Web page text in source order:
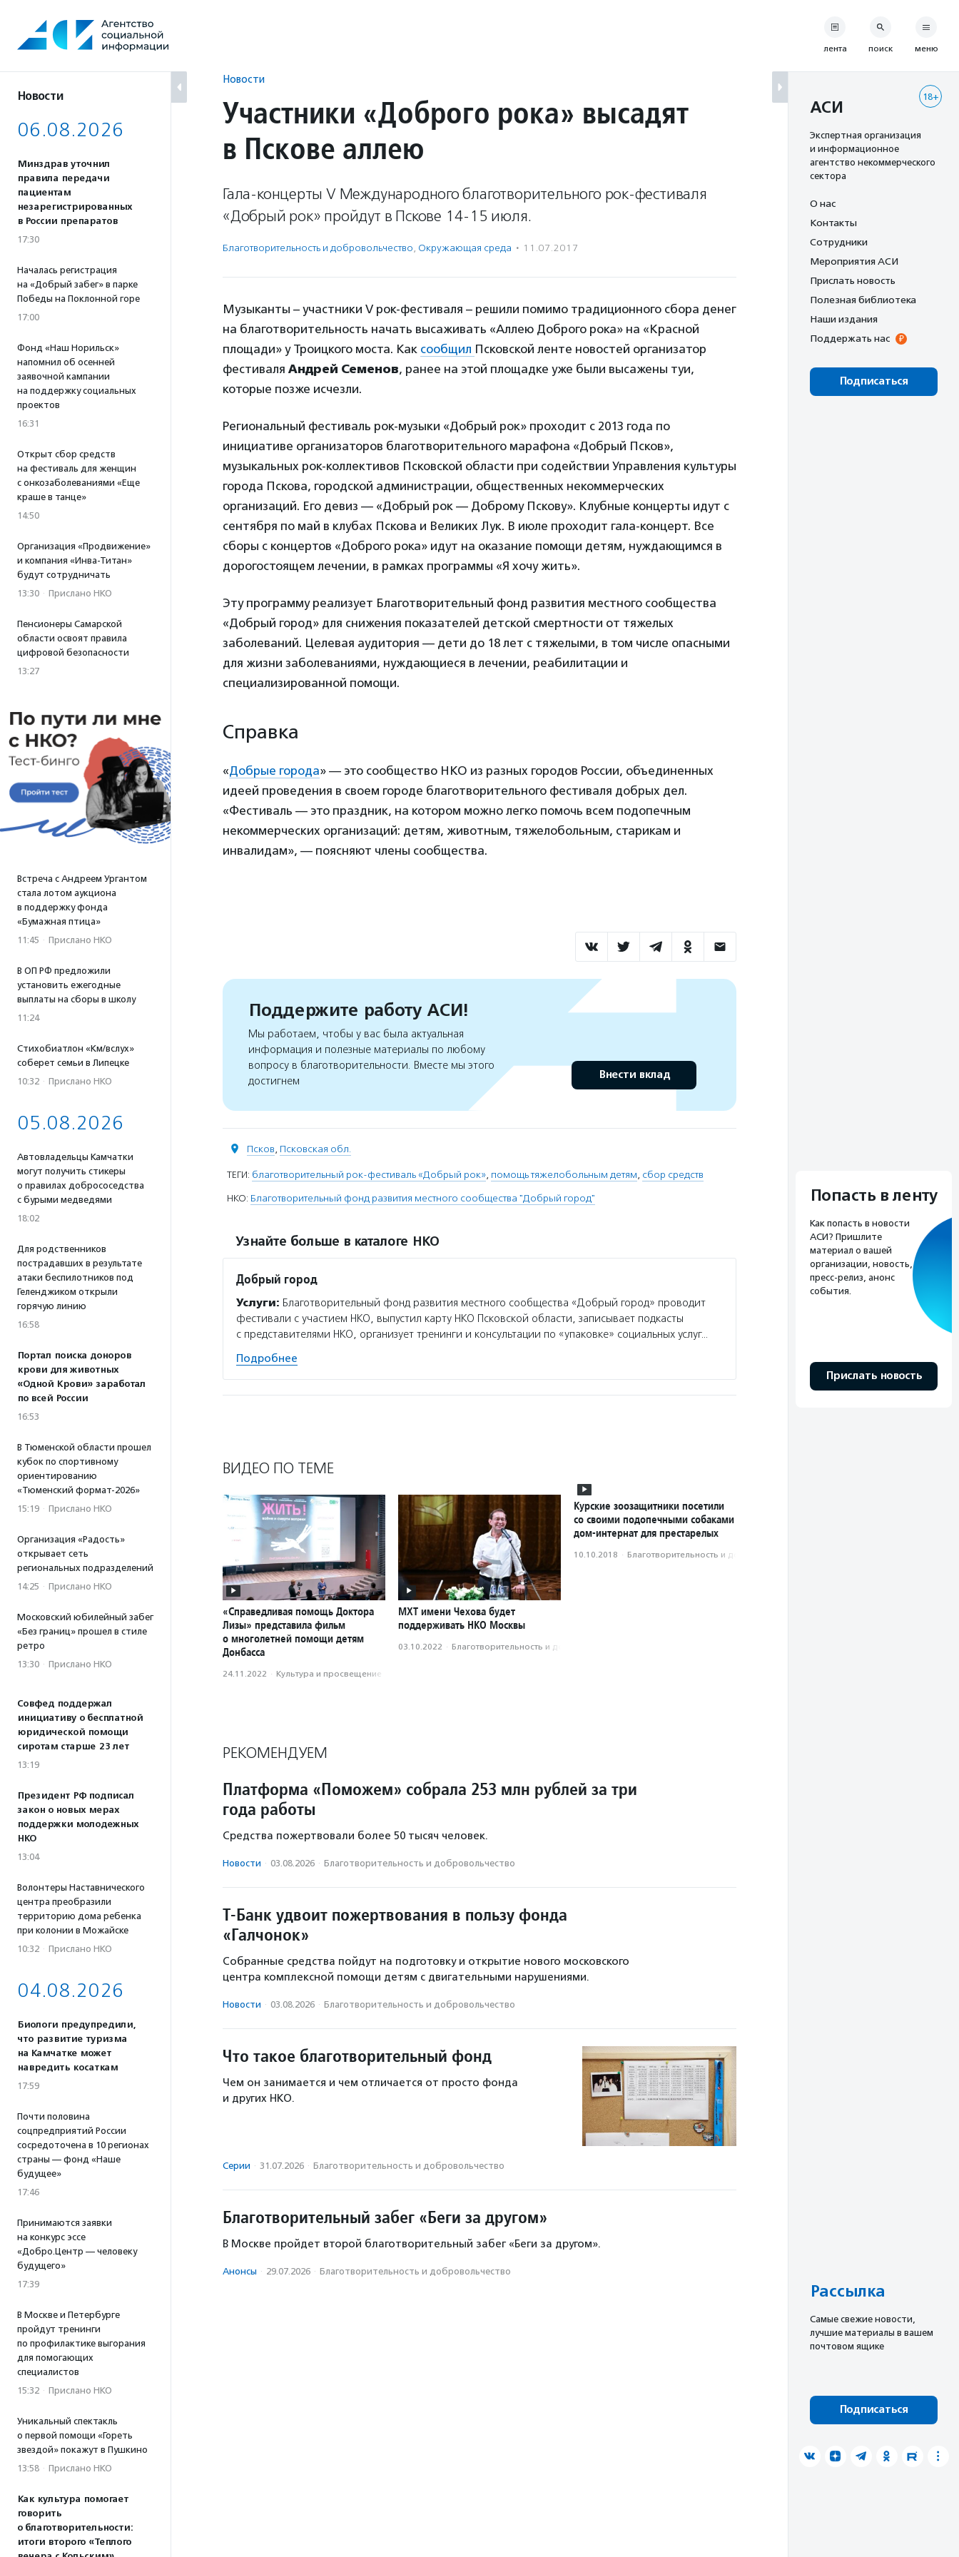
содержанию
Новости
06.08.2026
Минздрав уточнил
правила передачи
пациентам
незарегистрированных
в России препаратов
17:30
Началась регистрация
на «Добрый забег» в парке
Победы на Поклонной горе
17:00
Фонд «Наш Норильск»
напомнил об осенней
заявочной кампании
на поддержку социальных
проектов
16:31
Открыт сбор средств
на фестиваль для женщин
с онкозаболеваниями «Еще
краше в танце»
14:50
Организация «Продвижение»
и компания «Инва-Титан»
будут сотрудничать
13:30 · Прислано НКО
Пенсионеры Самарской
области освоят правила
цифровой безопасности
13:27
Встреча с Андреем Ургантом
стала лотом аукциона
в поддержку фонда
«Бумажная птица»
11:45 · Прислано НКО
В ОП РФ предложили
установить ежегодные
выплаты на сборы в школу
11:24
Стихобиатлон «Км/вслух»
соберет семьи в Липецке
10:32 · Прислано НКО
05.08.2026
Автовладельцы Камчатки
могут получить стикеры
о правилах добрососедства
с бурыми медведями
18:02
Для родственников
пострадавших в результате
атаки беспилотников под
Геленджиком открыли
горячую линию
16:58
Портал поиска доноров
крови для животных
«Одной Крови» заработал
по всей России
16:53
В Тюменской области прошел
кубок по спортивному
ориентированию
«Тюменский формат-2026»
15:19 · Прислано НКО
Организация «Радость»
открывает сеть
региональных подразделений
14:25 · Прислано НКО
Московский юбилейный забег
«Без границ» прошел в стиле
ретро
13:30 · Прислано НКО
Совфед поддержал
инициативу о бесплатной
юридической помощи
сиротам старше 23 лет
13:19
Президент РФ подписал
закон о новых мерах
поддержки молодежных
НКО
13:04
Волонтеры Наставнического
центра преобразили
территорию дома ребенка
при колонии в Можайске
10:32 · Прислано НКО
04.08.2026
Биологи предупредили,
что развитие туризма
на Камчатке может
навредить косаткам
17:59
Почти половина
соцпредприятий России
сосредоточена в 10 регионах
страны — фонд «Наше
будущее»
17:46
Принимаются заявки
на конкурс эссе
«Добро.Центр — человеку
будущего»
17:39
В Москве и Петербурге
пройдут тренинги
по профилактике выгорания
для помогающих
специалистов
15:32 · Прислано НКО
Уникальный спектакль
о первой помощи «Гореть
звездой» покажут в Пушкино
13:58 · Прислано НКО
Как культура помогает
говорить
о благотворительности:
итоги второго «Теплого
Новости
Участники «Доброго рока» высадят
в Пскове аллею
Гала-концерты V Международного благотворительного рок-фестиваля
«Добрый рок» пройдут в Пскове 14-15 июля.
Благотвори­тель­ность и доброволь­чест­во, Окружающая среда · 11.07.2017
Музыканты – участники V рок-фестиваля – решили помимо традиционного сбора денег
на благотворительность начать высаживать «Аллею Доброго рока» на «Красной
площади» у Троицкого моста. Как сообщил Псковской ленте новостей организатор
фестиваля Андрей Семенов, ранее на этой площадке уже были высажены туи,
которые позже исчезли.
Региональный фестиваль рок-музыки «Добрый рок» проходит с 2013 года по
инициативе организаторов благотворительного марафона «Добрый Псков»,
музыкальных рок-коллективов Псковской области при содействии Управления культуры
города Пскова, городской администрации, общественных некоммерческих
организаций. Его девиз — «Добрый рок — Доброму Пскову». Клубные концерты идут с
сентября по май в клубах Пскова и Великих Лук. В июле проходит гала-концерт. Все
сборы с концертов «Доброго рока» идут на оказание помощи детям, нуждающимся в
дорогостоящем лечении, в рамках программы «Я хочу жить».
Эту программу реализует Благотворительный фонд развития местного сообщества
«Добрый город» для снижения показателей детской смертности от тяжелых
заболеваний. Целевая аудитория — дети до 18 лет с тяжелыми, в том числе опасными
для жизни заболеваниями, нуждающиеся в лечении, реабилитации и
специализированной помощи.
Справка
«Добрые города» — это сообщество НКО из разных городов России, объединенных
идеей проведения в своем городе благотворительного фестиваля добрых дел.
«Фестиваль — это праздник, на котором можно легко помочь всем подопечным
некоммерческих организаций: детям, животным, тяжелобольным, старикам и
инвалидам», — поясняют члены сообщества.
Поддержите работу АСИ!
Мы работаем, чтобы у вас была актуальная
информация и полезные материалы по любому
вопросу в благотворительности. Вместе мы этого
достигнем
Внести вклад
Псков, Псковская обл.
ТЕГИ: благотворительный рок-фестиваль «Добрый рок», помощь тяжелобольным детям, сбор средств
НКО: Благотворительный фонд развития местного сообщества "Добрый город"
Узнайте больше в каталоге НКО
Добрый город
Услуги: Благотворительный фонд развития местного сообщества «Добрый город» проводит
фестивали с участием НКО, выпустил карту НКО Псковской области, записывает подкасты
с представителями НКО, организует тренинги и консультации по «упаковке» социальных услуг…
Подробнее
ВИДЕО ПО ТЕМЕ
«Справедливая помощь Доктора
Лизы» представила фильм
о многолетней помощи детям
Донбасса
24.11.2022 · Культура и просвещение
МХТ имени Чехова будет
поддерживать НКО Москвы
03.10.2022 · Благотвори­тель­ность и доброволь­чест­во
Курские зоозащитники посетили
со своими подопечными собаками
дом-интернат для престарелых
10.10.2018 · Благотвори­тель­ность и доброволь­чест­во
РЕКОМЕНДУЕМ
Платформа «Поможем» собрала 253 млн рублей за три
года работы
Средства пожертвовали более 50 тысяч человек.
Новости · 03.08.2026 · Благотвори­тель­ность и доброволь­чест­во
Т-Банк удвоит пожертвования в пользу фонда
«Галчонок»
Собранные средства пойдут на подготовку и открытие нового московского
центра комплексной помощи детям с двигательными нарушениями.
Новости · 03.08.2026 · Благотвори­тель­ность и доброволь­чест­во
Что такое благотворительный фонд
Чем он занимается и чем отличается от просто фонда
и других НКО.
Серии · 31.07.2026 · Благотвори­тель­ность и доброволь­чест­во
Благотворительный забег «Беги за другом»
В Москве пройдет второй благотворительный забег «Беги за другом».
Анонсы · 29.07.2026 · Благотвори­тель­ность и доброволь­чест­во
лента поиск меню
18+
АСИ
Экспертная организация
и информационное
агентство некоммерческого
сектора
О нас
Контакты
Сотрудники
Мероприятия АСИ
Прислать новость
Полезная библиотека
Наши издания
Поддержать нас
Подписаться
Попасть в ленту
Как попасть в новости
АСИ? Пришлите
материал о вашей
организации, новость,
пресс-релиз, анонс
события.
Прислать новость
Рассылка
Cамые свежие новости,
лучшие материалы в вашем
почтовом ящике
Подписаться